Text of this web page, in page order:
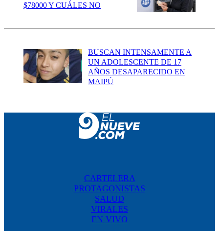
$78000 Y CUÁLES NO
BUSCAN INTENSAMENTE A
UN ADOLESCENTE DE 17
AÑOS DESAPARECIDO EN
MAIPÚ
CARTELERA
PROTAGONISTAS
SALUD
VIRALES
EN VIVO